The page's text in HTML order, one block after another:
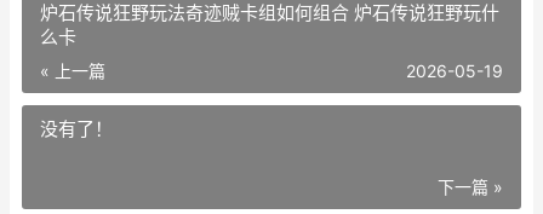
炉石传说狂野玩法奇迹贼卡组如何组合 炉石传说狂野玩什
么卡
« 上一篇 2026-05-19
没有了！
下一篇 »